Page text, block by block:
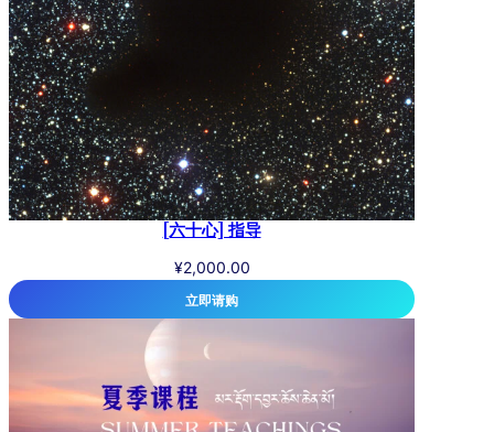
[六十心] 指导
¥2,000.00
立即请购